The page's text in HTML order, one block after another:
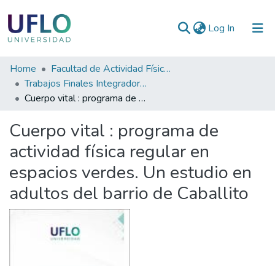
Log In (current)
Communities
&
Collections
All of RIUFLO
Statistics
Home
Facultad de Actividad Física y Deporte
Trabajos Finales Integradores (TFI) de la Licenciatura en Actividad Física y Deporte
Cuerpo vital : programa de actividad física regular en espacios verdes. Un estudio en adultos del barrio de Caballito
Cuerpo vital : programa de
actividad física regular en
espacios verdes. Un estudio en
adultos del barrio de Caballito